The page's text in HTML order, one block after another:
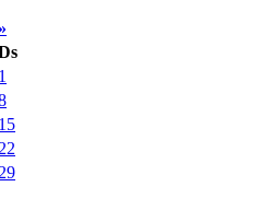
1
15
22
29